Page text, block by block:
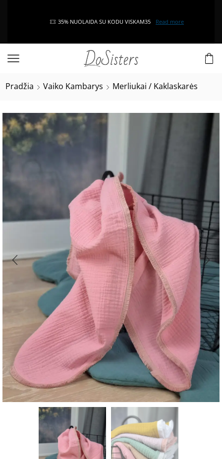
35% NUOLAIDA SU KODU VISKAM35 Read more
Pradžia Vaiko Kambarys Merliukai / Kaklaskarės